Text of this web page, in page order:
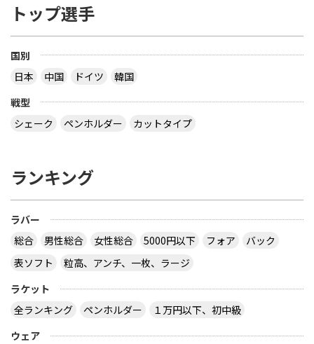
トップ選手
国別
日本
中国 ドイツ
韓国
戦型
シェーク
ペンホルダー カットタイプ
ランキング
ラバー
総合
男性総合 女性総合 5000円以下 フォア
バック
表ソフト
粒高、アンチ、一枚、ラージ
ラケット
全ランキング
ペンホルダー
１万円以下、初中級
ウェア